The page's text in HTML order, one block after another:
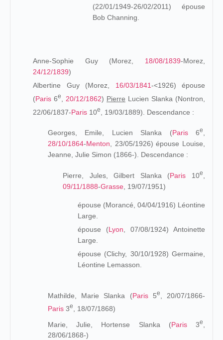
(22/01/1949-26/02/2011) épouse
Bob Channing.
Anne-Sophie Guy (Morez, 18/08/1839-Morez,
24/12/1839)
Albertine Guy (Morez, 16/03/1841-<1926) épouse
(Paris 6e 20/12/1862) Pierre Lucien Slanka (Nontron,
22/06/1837-Paris 10e , 19/03/1889). Descendance :
Georges, Emile, Lucien Slanka (Paris6e
28/10/1864-Menton , 23/05/1926) épouse Louise,
Jeanne, Julie Simon (1866-). Descendance :
Pierre, Jules, Gilbert Slanka (Paris 10e
09/11/1888-Grasse , 19/07/1951)
épouse (Morancé, 04/04/1916) Léontine
Large.
épouse (Lyon , 07/08/1924) Antoinette
Large.
épouse (Clichy, 30/10/1928) Germaine,
Léontine Lemasson.
Mathilde, Marie Slanka (Paris5e
, 20/07/1866-
Paris 3e
, 18/07/1868)
Marie, Julie, Hortense Slanka (Paris3e
28/06/1868-)